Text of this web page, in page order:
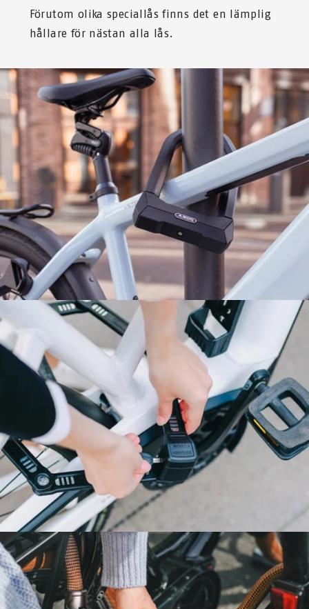
Förutom olika speciallås finns det en lämplig
hållare för nästan alla lås.
BYGELLÅS - CYKEL
VIKBARA LÅS